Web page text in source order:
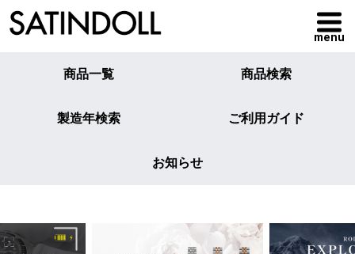
menu
商品一覧 商品検索
製造年検索 ご利用ガイド
お知らせ